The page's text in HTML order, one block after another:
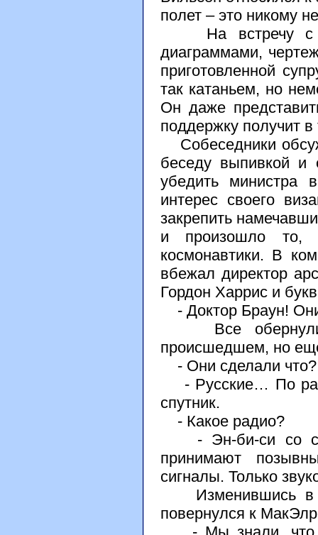
полет – это никому
На встречу с
диаграммами,
приготовленной
так катаньем, но
Он даже
поддержку получит в
Собеседники
беседу выпивкой и
убедить министра
интерес своего
закрепить
и произошло то,
космонавтики. В
вбежал директор
Гордон Харрис и
- Доктор Браун!
Все
происшедшем, но
- Они сделали
- Русские… По
спутник.
- Какое радио?
- Эн-би-си со
принимают
сигналы. Только
Изменившись в
повернулся к